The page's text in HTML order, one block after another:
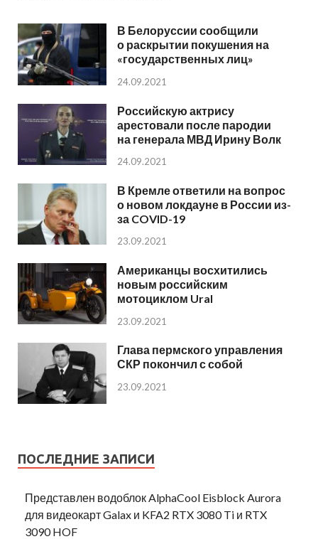
В Белоруссии сообщили
о раскрытии покушения на
«государственных лиц»
24.09.2021
Российскую актрису
арестовали после пародии
на генерала МВД Ирину Волк
24.09.2021
В Кремле ответили на вопрос
о новом локдауне в России из-
за COVID-19
23.09.2021
Американцы восхитились
новым российским
мотоциклом Ural
23.09.2021
Глава пермского управления
СКР покончил с собой
23.09.2021
ПОСЛЕДНИЕ ЗАПИСИ
Представлен водоблок AlphaCool Eisblock Aurora
для видеокарт Galax и KFA2 RTX 3080 Ti и RTX
3090 HOF